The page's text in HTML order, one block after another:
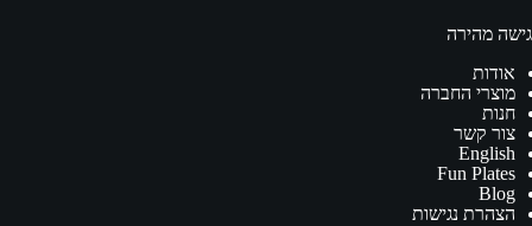
גישה מהירה
אודות
מוצרי החברה
חנות
צור קשר
English
Fun Plates
Blog
הצהרת נגישות